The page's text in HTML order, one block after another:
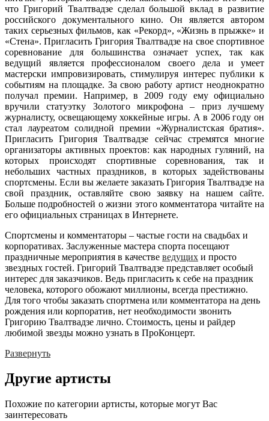
что Григорий Твалтвадзе сделал большой вклад в развитие
российского документального кино. Он является автором
таких серьезных фильмов, как «Рекорд», «Жизнь в прыжке» и
«Стена». Пригласить Григория Твалтвадзе на свое спортивное
соревнование для большинства означает успех, так как
ведущий является профессионалом своего дела и умеет
мастерски импровизировать, стимулируя интерес публики к
событиям на площадке. За свою работу артист неоднократно
получал премии. Например, в 2009 году ему официально
вручили статуэтку Золотого микрофона – приз лучшему
журналисту, освещающему хоккейные игры. А в 2006 году он
стал лауреатом солидной премии «Журналистская братия».
Пригласить Григория Твалтвадзе сейчас стремятся многие
организаторы активных проектов: как народных гуляний, на
которых происходят спортивные соревнования, так и
небольших частных праздников, в которых задействованы
спортсмены. Если вы желаете заказать Григория Твалтвадзе на
свой праздник, оставляйте свою заявку на нашем сайте.
Больше подробностей о жизни этого комментатора читайте на
его официальных страницах в Интернете.
Спортсмены и комментаторы – частые гости на свадьбах и
корпоративах. Заслуженные мастера спорта посещают
праздничные мероприятия в качестве ведущих и просто
звездных гостей. Григорий Твалтвадзе представляет особый
интерес для заказчиков. Ведь пригласить к себе на праздник
человека, которого обожают миллионы, всегда престижно.
Для того чтобы заказать спортмена или комментатора на день
рождения или корпоратив, нет необходимости звонить
Григорию Твалтвадзе лично. Стоимость, цены и райдер
любимой звезды можно узнать в ПроКонцерт.
Развернуть
Другие артисты
Похожие по категории артисты, которые могут Вас
заинтересовать